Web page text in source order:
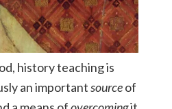
history teaching is
an importantsourceof